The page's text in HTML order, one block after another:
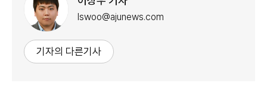
lswoo@ajunews.com
기자의 다른기사